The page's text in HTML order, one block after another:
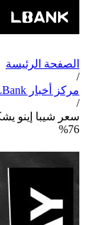
الصفحة الرئيسة
/
مركز أخبار LBank
/
76%